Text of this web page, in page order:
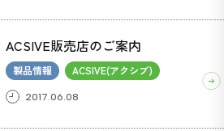
ACSIVE販売店のご案内
製品情報 ACSIVE(アクシブ)
2017.06.08